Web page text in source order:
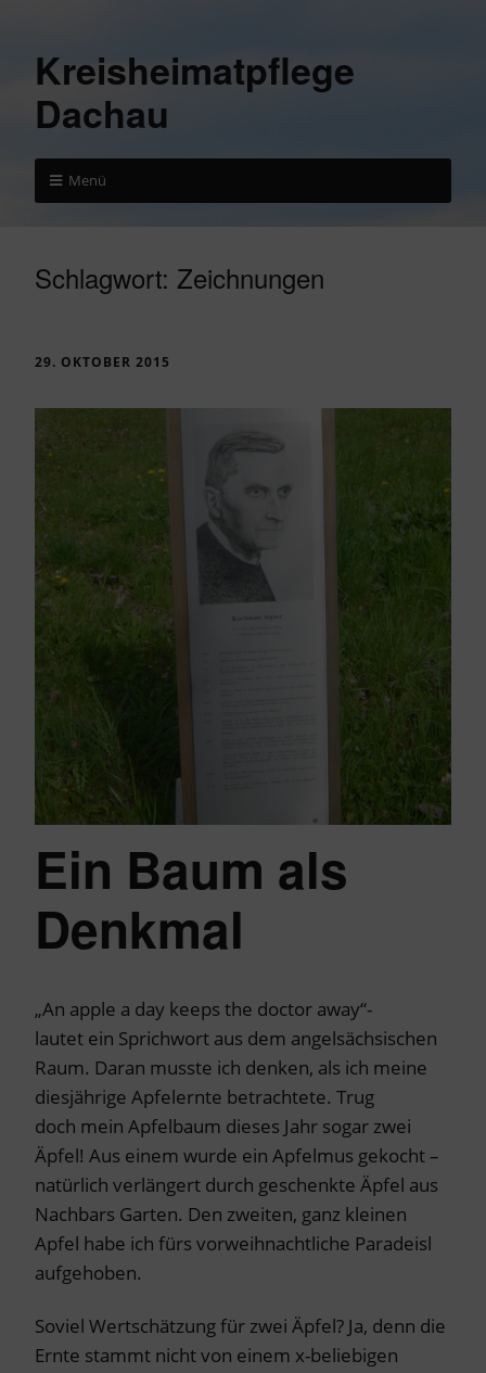
Kreisheimatpflege
Dachau
Menü
Schlagwort: Zeichnungen
29. OKTOBER 2015
Ein Baum als
Denkmal
„An apple a day keeps the doctor away“-
lautet ein Sprichwort aus dem angelsächsischen
Raum. Daran musste ich denken, als ich meine
diesjährige Apfelernte betrachtete. Trug
doch mein Apfelbaum dieses Jahr sogar zwei
Äpfel! Aus einem wurde ein Apfelmus gekocht –
natürlich verlängert durch geschenkte Äpfel aus
Nachbars Garten. Den zweiten, ganz kleinen
Apfel habe ich fürs vorweihnachtliche Paradeisl
aufgehoben.
Soviel Wertschätzung für zwei Äpfel? Ja, denn die
Ernte stammt nicht von einem x-beliebigen